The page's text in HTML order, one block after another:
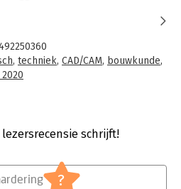
ruimtes, samenwerken, BIM
De hoofdstukken
in dit boek flink uitgebreid. Alle
prettig leesbare stijl, met veel
teksten, tekennormen en
ervoor dat u de juiste kennis
bouwafspraken. Door de
zelfstudie.
, techniek, CAD/CAM, bouwkunde,
college
schrijft!
?